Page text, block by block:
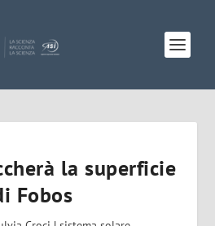
la superficie
Fobos